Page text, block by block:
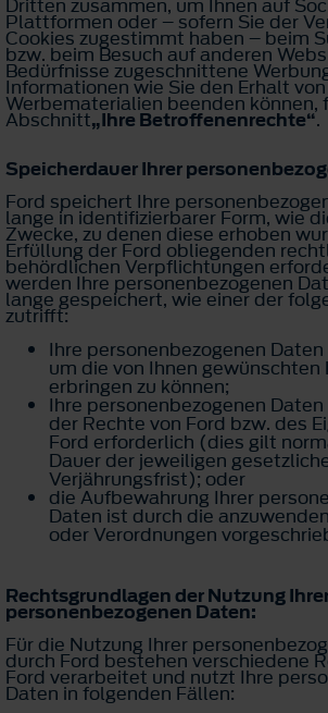
Dritten zusammen, um Ihnen auf
Plattformen oder – sofern Sie der
Cookies zugestimmt haben – beim
bzw. beim Besuch auf anderen
Bedürfnisse zugeschnittene
Informationen wie Sie den Erhalt von
Werbematerialien beenden können,
Abschnitt„Ihre Betroffenenrechte“.
Speicherdauer Ihrer
Ford speichert Ihre
lange in identifizierbarer Form, wie
Zwecke, zu denen diese erhoben
Erfüllung der Ford obliegenden
behördlichen Verpflichtungen
werden Ihre personenbezogenen
lange gespeichert, wie einer der
zutrifft:
Ihre personenbezogenen
um die von Ihnen gewünschten
erbringen zu können;
Ihre personenbezogenen
der Rechte von Ford bzw. des
Ford erforderlich (dies gilt
Dauer der jeweiligen
Verjährungsfrist); oder
die Aufbewahrung Ihrer
Daten ist durch die
oder Verordnungen
Rechtsgrundlagen der Nutzung
personenbezogenen Daten:
Für die Nutzung Ihrer
durch Ford bestehen verschiedene
Ford verarbeitet und nutzt Ihre
Daten in folgenden Fällen: